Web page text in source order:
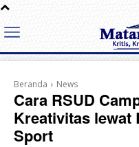
Beranda News
Cara RSUD
Kreativitas lewat
Sport